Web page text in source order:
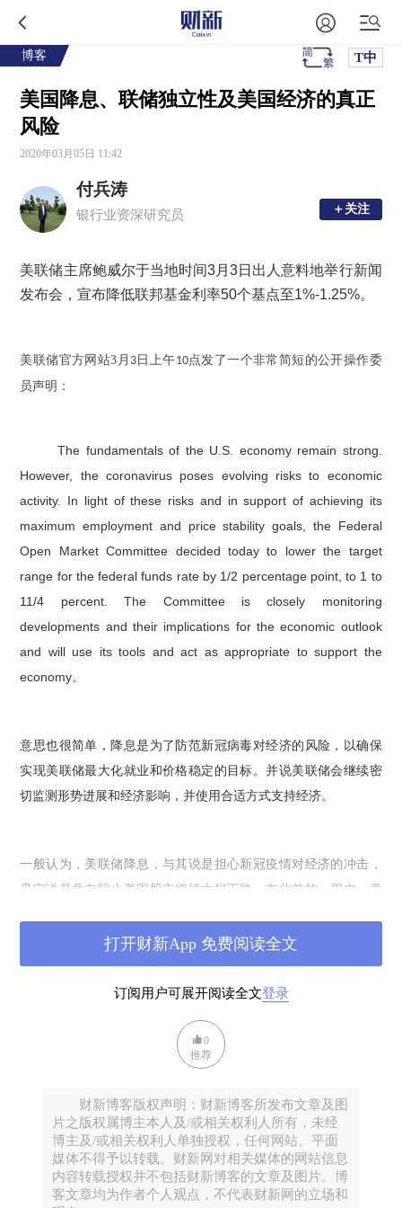
博客 T中
美国降息、联储独立性及美国经济的真正
风险
2020年03月05日 11:42
付兵涛
银行业资深研究员 ＋关注
＋关注
美联储主席鲍威尔于当地时间3月3日出人意料地举行新闻
发布会，宣布降低联邦基金利率50个基点至1%-1.25%。
美联储官方网站3 月 3日上午10点发了一个非常简短的公开操作委
员声明：
The fundamentals of the U.S. economy remain strong.
However, the coronavirus poses evolving risks to economic
activity. In light of these risks and in support of achieving its
maximum employment and price stability goals, the Federal
Open Market Committee decided today to lower the target
range for the federal funds rate by 1/2 percentage point, to 1 to
11/4 percent. The Committee is closely monitoring
developments and their implications for the economic outlook
and will use its tools and act as appropriate to support the
economy。
意思也很简单，降息是为了防范新冠病毒对经济的风险，以确保
实现美联储最大化就业和价格稳定的目标。并说美联储会继续密
切监测形势进展和经济影响，并使用合适方式支持经济。
一般认为，美联储降息，与其说是担心新冠疫情对经济的冲击，
毋宁说是意在阻止美国股市继续大幅下跌。在此前的一周中，美
病例较多，但是全国来看确诊感染人数并不多，川普也一再强调
整体风险可控，对经济基本面的影响更是远没有显现。从低频数
GDP增速都表现正常。从高频数据看，
分界线之上，比日本、欧元区都高，更是远高于中国
）。美联储的声明自己也说，美国经济仍然强劲
只可惜，投资者资本市场并不领情，在美联储如此强势反应下，
日美股延续了震荡走势，美三大股指窄幅高开后快速下探跌幅
订阅用户可展开阅读全文登录
打开财新App 免费阅读全文
0
推荐
财新博客版权声明：财新博客所发布文章及图
片之版权属博主本人及/或相关权利人所有，未经
博主及/或相关权利人单独授权，任何网站、平面
媒体不得予以转载。财新网对相关媒体的网站信息
内容转载授权并不包括财新博客的文章及图片。博
客文章均为作者个人观点，不代表财新网的立场和